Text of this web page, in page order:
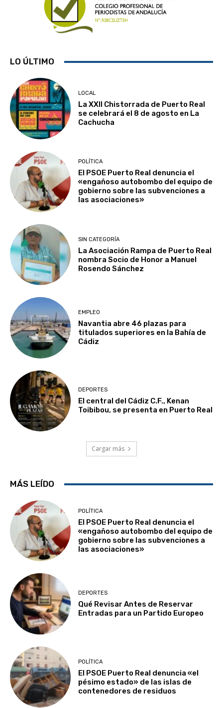
LO ÚLTIMO
LOCAL
La XXII Chistorrada de Puerto Real
se celebrará el 8 de agosto en La
Cachucha
POLÍTICA
El PSOE Puerto Real denuncia el
«engañoso autobombo del equipo de
gobierno sobre las subvenciones a
las asociaciones»
SIN CATEGORÍA
La Asociación Rampa de Puerto Real
nombra Socio de Honor a Manuel
Rosendo Sánchez
EMPLEO
Navantia abre 46 plazas para
titulados superiores en la Bahía de
Cádiz
DEPORTES
El central del Cádiz C.F., Kenan
Toibibou, se presenta en Puerto Real
Cargar más
MÁS LEÍDO
POLÍTICA
El PSOE Puerto Real denuncia el
«engañoso autobombo del equipo de
gobierno sobre las subvenciones a
las asociaciones»
DEPORTES
Qué Revisar Antes de Reservar
Entradas para un Partido Europeo
POLÍTICA
El PSOE Puerto Real denuncia «el
pésimo estado» de las islas de
contenedores de residuos